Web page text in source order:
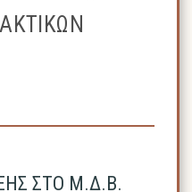
ΣΤΟ Μ.Δ.Β.